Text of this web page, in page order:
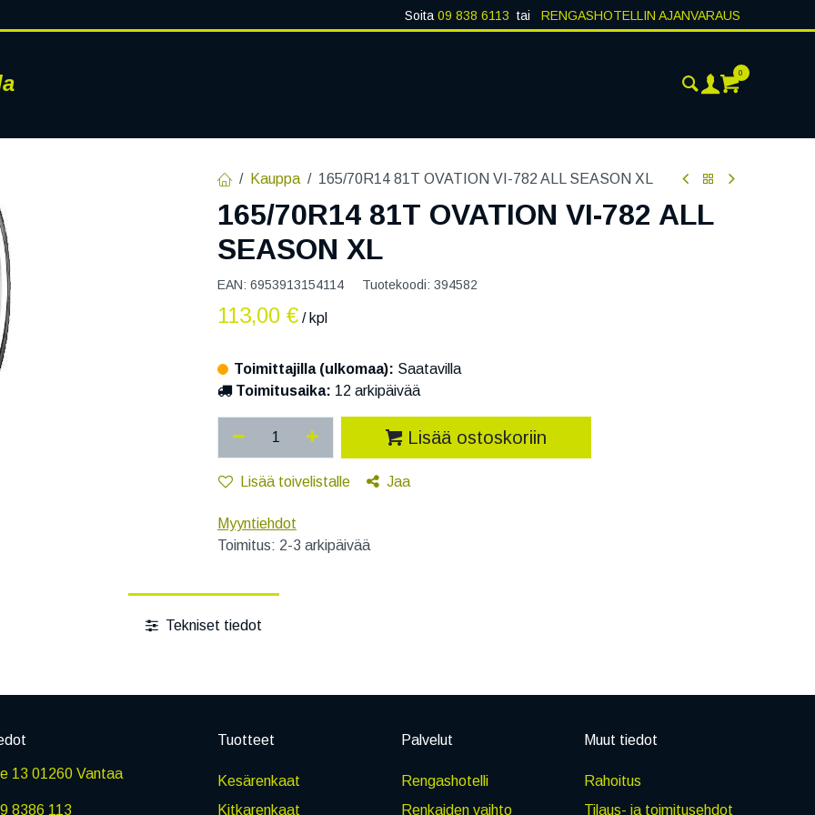
Soita 09 838 6113 tai RENGASHOTELLIN AJANVARAUS
RENKAAT
0
Kauppa 165/70R14 81T OVATION VI-782 ALL SEASON XL
165/70R14 81T OVATION VI-782 ALL
SEASON XL
EAN: 6953913154114 Tuotekoodi: 394582
113,00 € / kpl
Toimittajilla (ulkomaa): Saatavilla
Toimitusaika: 12 arkipäivää
Lisää ostoskoriin
Lisää toivelistalle Jaa
Myyntiehdot
Toimitus: 2-3 arkipäivää
Tekniset tiedot
13 01260 Vantaa
8386 113
Tuotteet
Kesärenkaat
Kitkarenkaat
Palvelut
Rengashotelli
Renkaiden vaihto
Muut tiedot
Rahoitus
Tilaus- ja toimitusehdot